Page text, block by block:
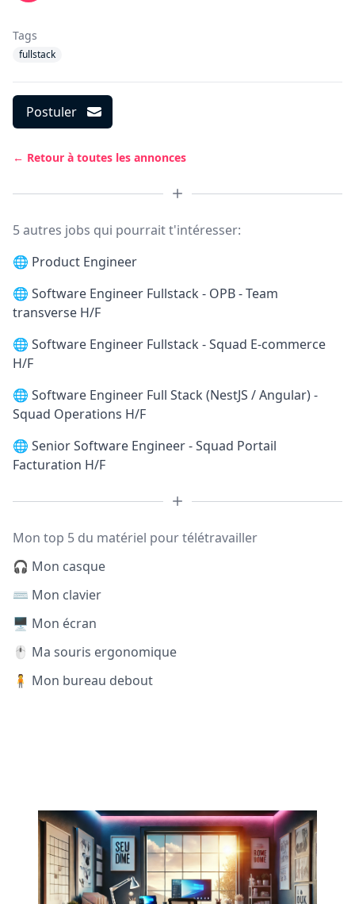
Tags
fullstack
Postuler
← Retour à toutes les annonces
5 autres jobs qui pourrait t'intéresser:
🌐 Product Engineer
🌐 Software Engineer Fullstack - OPB - Team
transverse H/F
🌐 Software Engineer Fullstack - Squad E-commerce
H/F
🌐 Software Engineer Full Stack (NestJS / Angular) -
Squad Operations H/F
🌐 Senior Software Engineer - Squad Portail
Facturation H/F
Mon top 5 du matériel pour télétravailler
🎧 Mon casque
⌨️ Mon clavier
🖥️ Mon écran
🖱️ Ma souris ergonomique
🧍 Mon bureau debout